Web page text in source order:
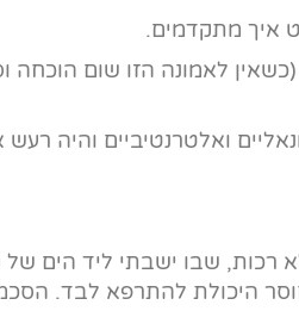
איך מתקדמים.
לאמונה הזו שום הוכחה
ואלטרנטיביים והיה רעש
שבו ישבתי ליד הים של
היכולת להתרפא לבד.